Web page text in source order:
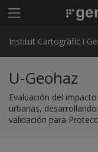
Menú principal
Institut Cartogràfic i
U-Geohaz
Evaluación del
urbanas,
validación para